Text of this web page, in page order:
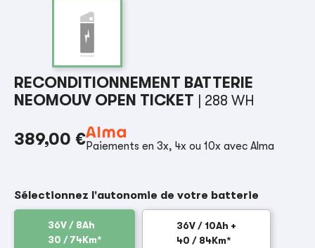
RECONDITIONNEMENT BATTERIE
NEOMOUV OPEN TICKET
| 288 WH
389,00 €Paiements en 3x, 4x ou 10x avec Alma
Sélectionnez l'autonomie de votre batterie
36V / 8Ah
30 / 74Km*
36V / 10Ah +
40 / 84Km*